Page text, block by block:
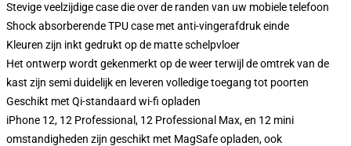
Stevige veelzijdige case die over de randen van uw mobiele telefoon
Shock absorberende TPU case met anti-vingerafdruk einde
Kleuren zijn inkt gedrukt op de matte schelpvloer
Het ontwerp wordt gekenmerkt op de weer terwijl de omtrek van de
kast zijn semi duidelijk en leveren volledige toegang tot poorten
Geschikt met Qi-standaard wi-fi opladen
iPhone 12, 12 Professional, 12 Professional Max, en 12 mini
omstandigheden zijn geschikt met MagSafe opladen, ook